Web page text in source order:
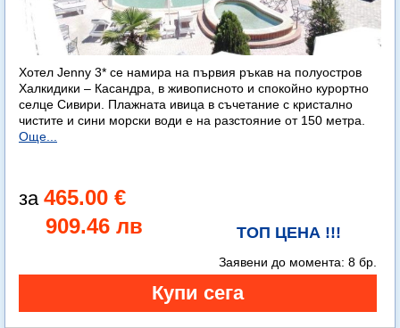
Хотел Jenny 3* се намира на първия ръкав на полуостров
Халкидики – Касандра, в живописното и спокойно курортно
селце Сивири. Плажната ивица в съчетание с кристално
чистите и сини морски води е на разстояние от 150 метра.
Още...
465.00 €
909.46 лв
ТОП ЦЕНА !!!
Заявени до момента: 8 бр.